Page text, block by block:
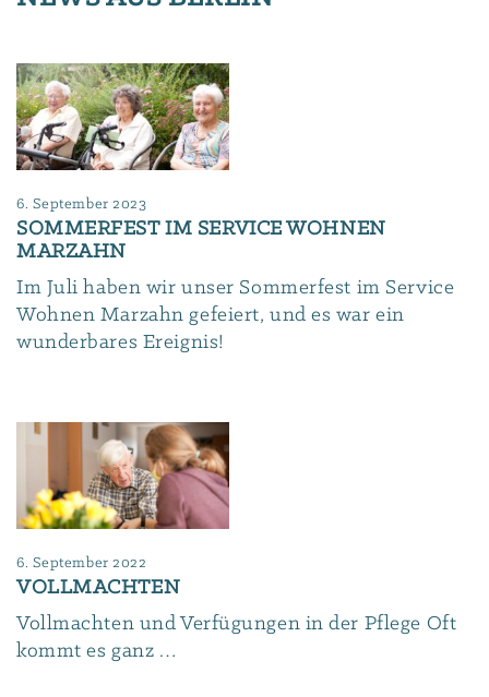
6. September 2023
SOMMERFEST IM SERVICE WOHNEN
MARZAHN
Im Juli haben wir unser Sommerfest im Service
Wohnen Marzahn gefeiert, und es war ein
wunderbares Ereignis!
6. September 2022
VOLLMACHTEN
Vollmachten und Verfügungen in der Pflege Oft
kommt es ganz …